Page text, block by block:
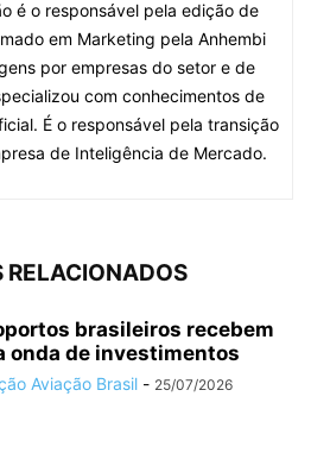
é o responsável pela edição de
em Marketing pela Anhembi
por empresas do setor e de
com conhecimentos de
É o responsável pela transição
de Inteligência de Mercado.
RELACIONADOS
brasileiros recebem
onda de investimentos
Aviação Brasil - 25/07/2026